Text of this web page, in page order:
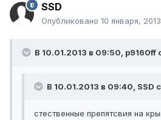
SSD
Опубликовано 10 января, 2013
В 10.01.2013 в 09:50, p9160ff
В 10.01.2013 в 09:40, SSD
стественные препятсвия на